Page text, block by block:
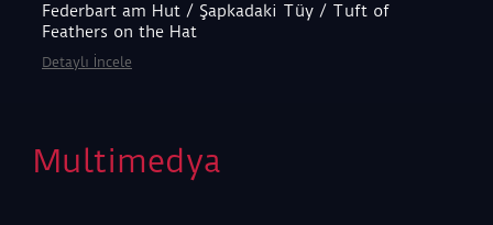
Federbart am Hut / Şapkadaki Tüy / Tuft of
Feathers on the Hat
Detaylı İncele
Multimedya